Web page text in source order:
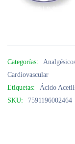
Categorías:
Cardiovascular
Etiquetas:
Ácido
SKU:
7591196002464